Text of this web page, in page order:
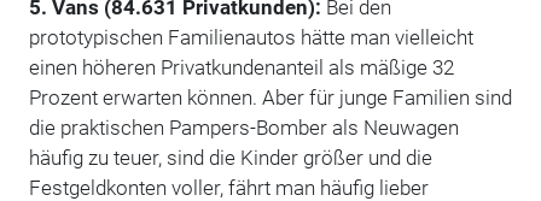
5. Vans (84.631 Privatkunden): Bei den
prototypischen Familienautos hätte man vielleicht
einen höheren Privatkundenanteil als mäßige 32
Prozent erwarten können. Aber für junge Familien sind
die praktischen Pampers-Bomber als Neuwagen
häufig zu teuer, sind die Kinder größer und die
Festgeldkonten voller, fährt man häufig lieber